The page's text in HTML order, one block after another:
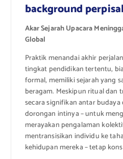
background
Akar Sejarah Upacara
Global
Praktik menandai akhir
tingkat pendidikan tertentu,
formal, memiliki sejarah yang
beragam. Meskipun ritual dan
secara signifikan antar
dorongan intinya – untuk
merayakan pengalaman
mentransisikan individu ke
kehidupan mereka – tetap